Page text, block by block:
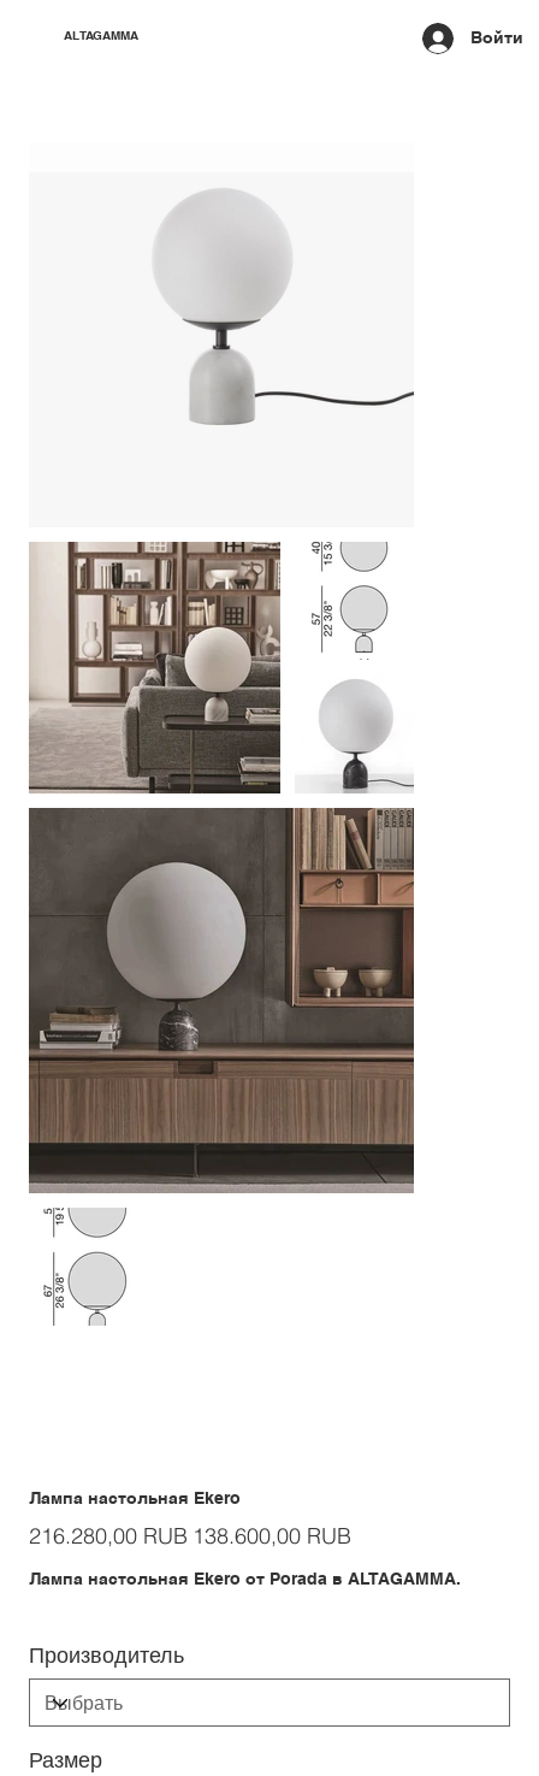
ALTAGAMMA Войти
Лампа настольная Ekero
Первоначальная
цена
216.280,00 RUB Спеццена
138.600,00 RUB
Лампа настольная Ekero от Porada в ALTAGAMMA.
Производитель
Размер